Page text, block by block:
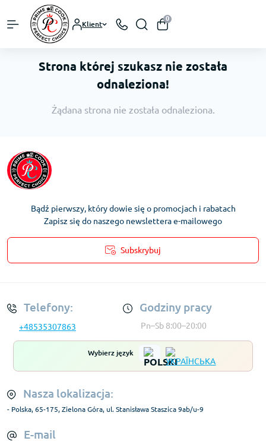
Klient
0
Strona której szukasz nie została
odnaleziona!
Żądana strona nie została odnaleziona.
Bądź pierwszy, który dowie się o promocjach i rabatach
Zapisz się do naszego newslettera e-mailowego
Subskrybuj
Telefony:
+48535307863
Godziny pracy
Pn–Sb 8:00–20:00
Wybierz język
Nasza lokalizacja:
- Polska, 65-175, Zielona Góra, ul. Stanisława Staszica 9ab/u-9
E-mail